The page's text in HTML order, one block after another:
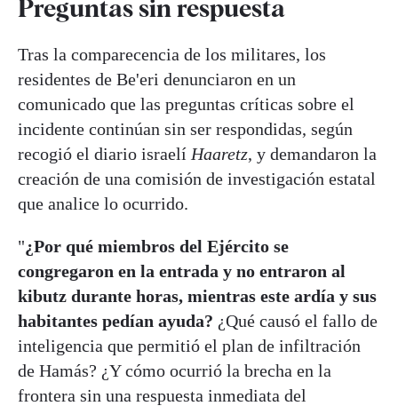
Preguntas sin respuesta
Tras la comparecencia de los militares, los
residentes de Be'eri denunciaron en un
comunicado que las preguntas críticas sobre el
incidente continúan sin ser respondidas, según
recogió el diario israelí Haaretz, y demandaron la
creación de una comisión de investigación estatal
que analice lo ocurrido.
"¿Por qué miembros del Ejército se
congregaron en la entrada y no entraron al
kibutz durante horas, mientras este ardía y sus
habitantes pedían ayuda? ¿Qué causó el fallo de
inteligencia que permitió el plan de infiltración
de Hamás? ¿Y cómo ocurrió la brecha en la
frontera sin una respuesta inmediata del